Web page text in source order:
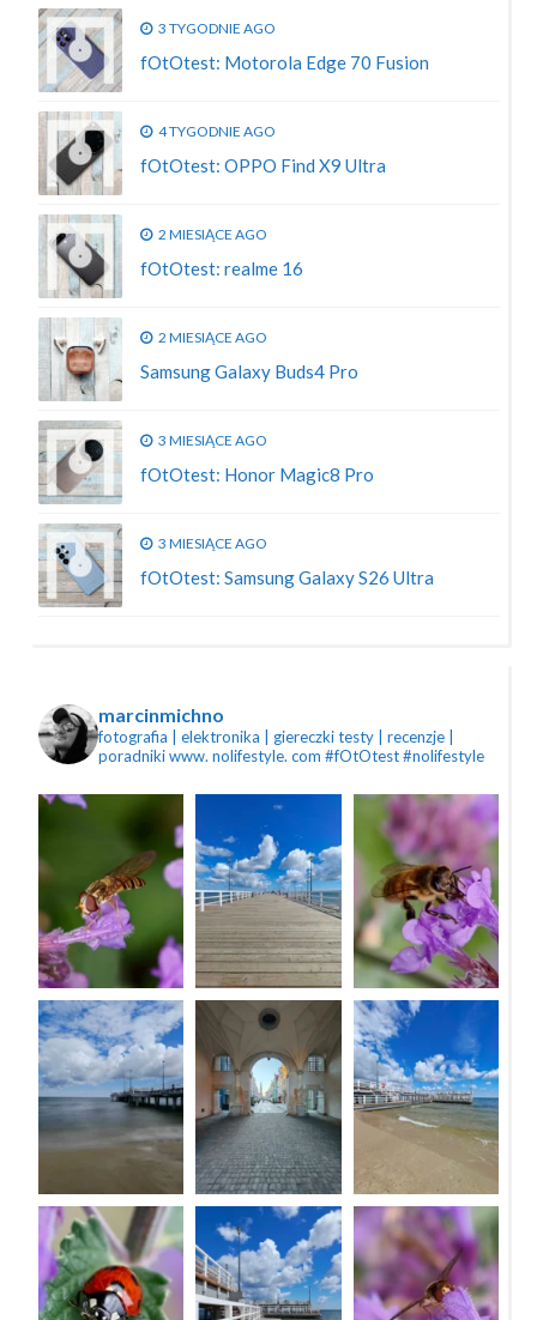
3 TYGODNIE AGO
fOtOtest: Motorola Edge 70 Fusion
4 TYGODNIE AGO
fOtOtest: OPPO Find X9 Ultra
2 MIESIĄCE AGO
fOtOtest: realme 16
2 MIESIĄCE AGO
Samsung Galaxy Buds4 Pro
3 MIESIĄCE AGO
fOtOtest: Honor Magic8 Pro
3 MIESIĄCE AGO
fOtOtest: Samsung Galaxy S26 Ultra
marcinmichno
fotografia | elektronika | giereczkitesty | recenzje |
poradnikiwww. nolifestyle. com #fOtOtest #nolifestyle